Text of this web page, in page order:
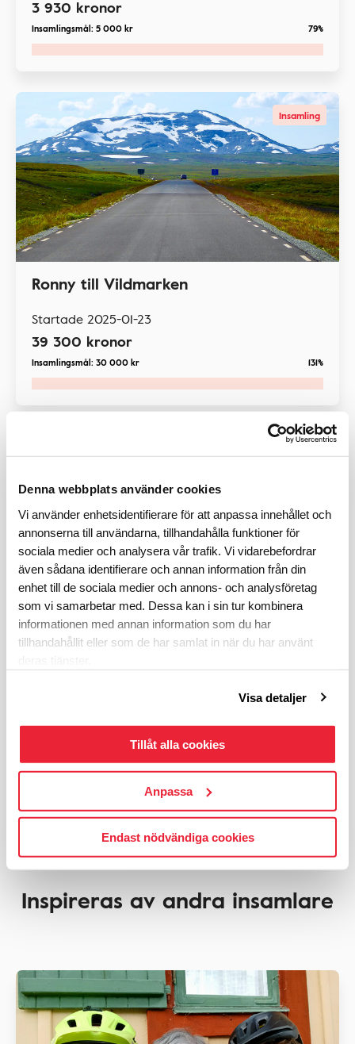
Denna webbplats använder cookies
Vi använder enhetsidentifierare för att anpassa innehållet och
annonserna till användarna, tillhandahålla funktioner för
sociala medier och analysera vår trafik. Vi vidarebefordrar
även sådana identifierare och annan information från din
enhet till de sociala medier och annons- och analysföretag
som vi samarbetar med. Dessa kan i sin tur kombinera
informationen med annan information som du har
tillhandahållit eller som de har samlat in när du har använt
Visa detaljer
Tillåt alla cookies
Anpassa
Endast nödvändiga cookies
3 930 kronor
Insamlingsmål: 5 000kr 79%
Insamling
Ronny till Vildmarken
Startade 2025-01-23
39 300 kronor
Insamlingsmål: 30 000kr 131%
Elitlufsarna vandrar för
hjärtforskningen
Tillbaka till förstasidan
Inspireras av andra insamlare